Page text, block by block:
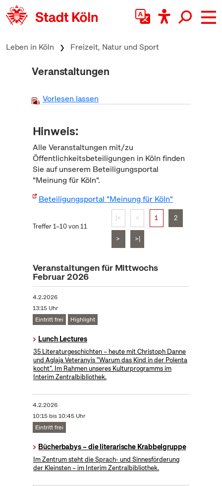
zum Inhalt springen
Leben in Köln Freizeit, Natur und Sport
Veranstaltungen
Vorlesen lassen
Hinweis:
Alle Veranstaltungen mit/zu
Öffentlichkeitsbeteiligungen in Köln finden
Sie auf unserem Beteiligungsportal
"Meinung für Köln".
Beteiligungsportal "Meinung für Köln"
Treffer 1–10 von 11
|< < 1 2
> >|
Veranstaltungen für Mittwochs
Februar 2026
4.2.2026
13:15 Uhr
Eintritt frei
Highlight
Lunch Lectures
35 Literaturgeschichten – heute mit Christoph Danne
und Aglaja Veteranyis "Warum das Kind in der Polenta
kocht". Im Rahmen unseres Kulturprogramms im
Interim Zentralbibliothek.
4.2.2026
10:15 bis 10:45 Uhr
Eintritt frei
Bücherbabys – die literarische Krabbelgruppe
Im Zentrum steht die Sprach- und Sinnesförderung
der Kleinsten – im Interim Zentralbibliothek.